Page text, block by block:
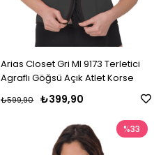
Arias Closet Gri MI 9173 Terletici
Agraflı Göğsü Açık Atlet Korse
₺399,90
₺599,90
%33